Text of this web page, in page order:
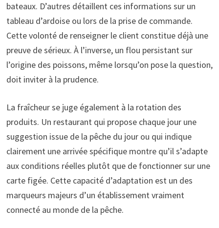
bateaux. D’autres détaillent ces informations sur un
tableau d’ardoise ou lors de la prise de commande.
Cette volonté de renseigner le client constitue déjà une
preuve de sérieux. À l’inverse, un flou persistant sur
l’origine des poissons, même lorsqu’on pose la question,
doit inviter à la prudence.
La fraîcheur se juge également à la rotation des
produits. Un restaurant qui propose chaque jour une
suggestion issue de la pêche du jour ou qui indique
clairement une arrivée spécifique montre qu’il s’adapte
aux conditions réelles plutôt que de fonctionner sur une
carte figée. Cette capacité d’adaptation est un des
marqueurs majeurs d’un établissement vraiment
connecté au monde de la pêche.